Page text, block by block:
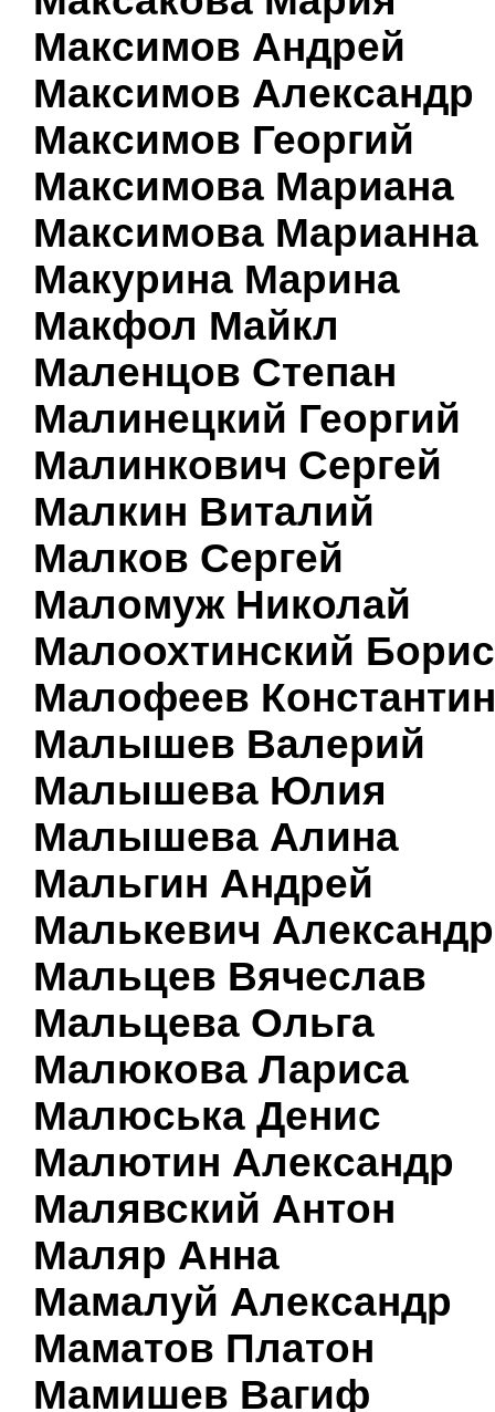
Максимов Андрей
Максимов Александр
Максимов Георгий
Максимова Мариана
Максимова Марианна
Макурина Марина
Макфол Майкл
Маленцов Степан
Малинецкий Георгий
Малинкович Сергей
Малкин Виталий
Малков Сергей
Маломуж Николай
Малоохтинский Борис
Малофеев Константин
Малышев Валерий
Малышева Юлия
Малышева Алина
Мальгин Андрей
Малькевич Александр
Мальцев Вячеслав
Мальцева Ольга
Малюкова Лариса
Малюська Денис
Малютин Александр
Малявский Антон
Маляр Анна
Мамалуй Александр
Маматов Платон
Мамишев Вагиф